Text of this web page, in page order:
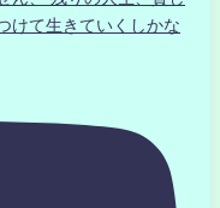
けて生きていくしかな